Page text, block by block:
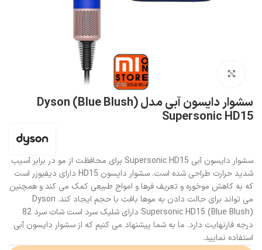
سشوار دایسون آبی مدل (Blue Blush) Dyson
Supersonic HD15
سشوار دایسون آبی Supersonic HD15 برای محافظت از مو در برابر آسیب
شدید حرارت طراحی شده است. سشوار دایسون HD15 دارای دیفیوزر است
که به کاهش موخوره و تعریف فرها و امواج طبیعی کمک می کند و همچنین
می تواند برای حالت دادن به موها بافت با حجم ایجاد کند. Dyson
Supersonic HD15 (Blue Blush) دارای شلیک سرد است شات سرد 82
درجه فارنهایت دارد. ما به شما پیشنهاد می کنیم که از سشوار دایسون آبی
استفاده نمایید.